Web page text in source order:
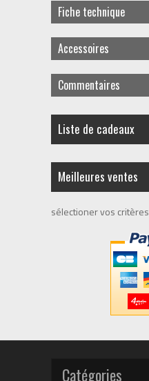
Fiche technique
Accessoires
Commentaires
Liste de cadeaux
Meilleures ventes
sélectioner vos critères
Catégories